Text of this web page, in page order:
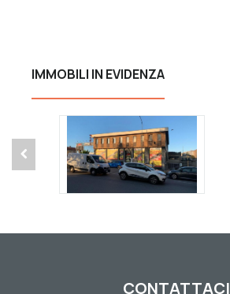
IMMOBILI IN EVIDENZA
CONTATTACI